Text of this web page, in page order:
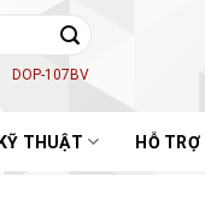
DOP-107BV
THUẬT HỖ